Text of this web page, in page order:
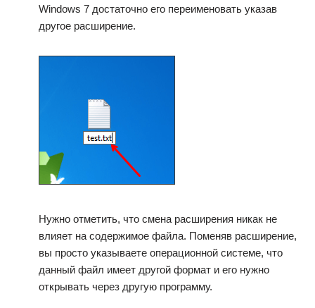
Windows 7 достаточно его переименовать указав
другое расширение.
Нужно отметить, что смена расширения никак не
влияет на содержимое файла. Поменяв расширение,
вы просто указываете операционной системе, что
данный файл имеет другой формат и его нужно
открывать через другую программу.